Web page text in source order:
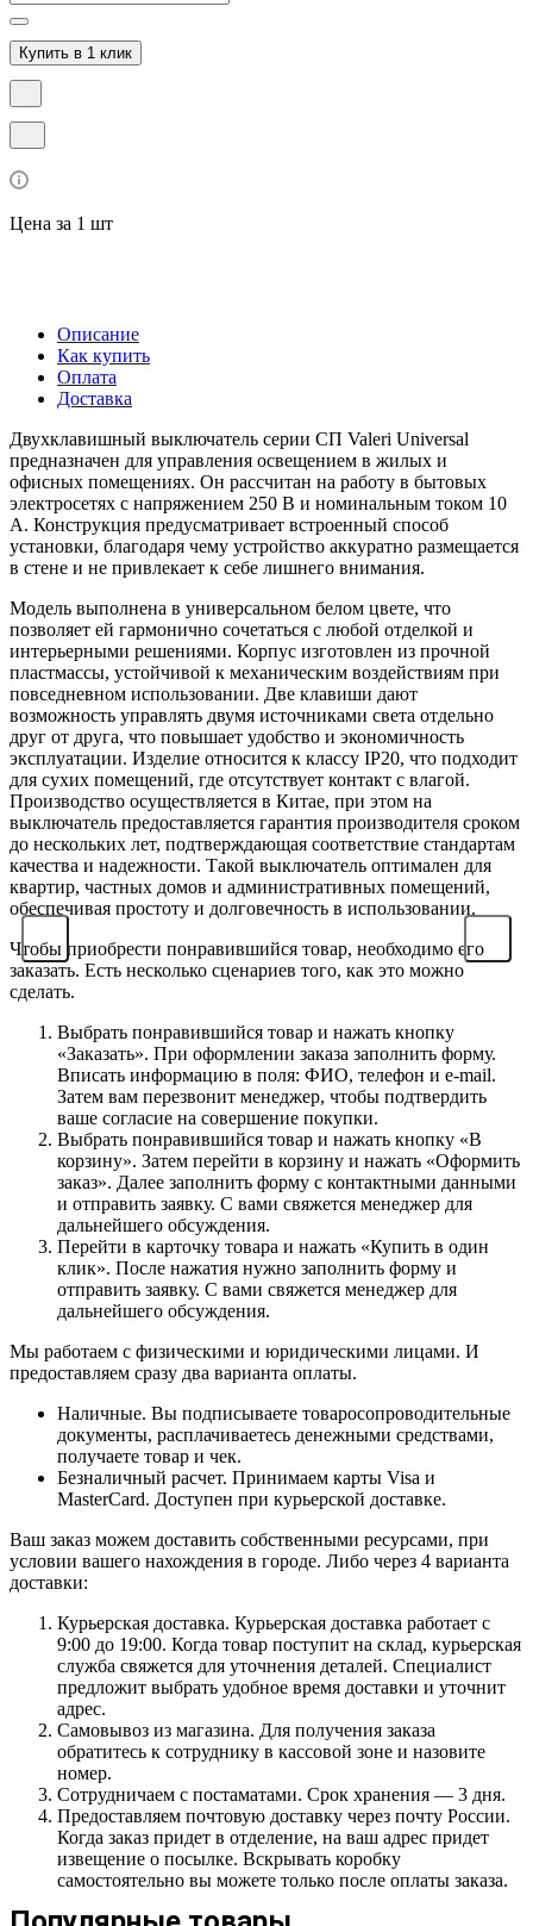
Купить в 1 клик
Цена за 1 шт
Описание
Как купить
Оплата
Доставка
Двухклавишный выключатель серии СП Valeri Universal
предназначен для управления освещением в жилых и
офисных помещениях. Он рассчитан на работу в бытовых
электросетях с напряжением 250 В и номинальным током 10
А. Конструкция предусматривает встроенный способ
установки, благодаря чему устройство аккуратно размещается
в стене и не привлекает к себе лишнего внимания.
Модель выполнена в универсальном белом цвете, что
позволяет ей гармонично сочетаться с любой отделкой и
интерьерными решениями. Корпус изготовлен из прочной
пластмассы, устойчивой к механическим воздействиям при
повседневном использовании. Две клавиши дают
возможность управлять двумя источниками света отдельно
друг от друга, что повышает удобство и экономичность
эксплуатации. Изделие относится к классу IP20, что подходит
для сухих помещений, где отсутствует контакт с влагой.
Производство осуществляется в Китае, при этом на
выключатель предоставляется гарантия производителя сроком
до нескольких лет, подтверждающая соответствие стандартам
качества и надежности. Такой выключатель оптимален для
квартир, частных домов и административных помещений,
обеспечивая простоту и долговечность в использовании.
Чтобы приобрести понравившийся товар, необходимо его
заказать. Есть несколько сценариев того, как это можно
сделать.
Выбрать понравившийся товар и нажать кнопку
«Заказать». При оформлении заказа заполнить форму.
Вписать информацию в поля: ФИО, телефон и e-mail.
Затем вам перезвонит менеджер, чтобы подтвердить
ваше согласие на совершение покупки.
Выбрать понравившийся товар и нажать кнопку «В
корзину». Затем перейти в корзину и нажать «Оформить
заказ». Далее заполнить форму с контактными данными
и отправить заявку. С вами свяжется менеджер для
дальнейшего обсуждения.
Перейти в карточку товара и нажать «Купить в один
клик». После нажатия нужно заполнить форму и
отправить заявку. С вами свяжется менеджер для
дальнейшего обсуждения.
Мы работаем с физическими и юридическими лицами. И
предоставляем сразу два варианта оплаты.
Наличные. Вы подписываете товаросопроводительные
документы, расплачиваетесь денежными средствами,
получаете товар и чек.
Безналичный расчет. Принимаем карты Visa и
MasterCard. Доступен при курьерской доставке.
Ваш заказ можем доставить собственными ресурсами, при
условии вашего нахождения в городе. Либо через 4 варианта
доставки:
Курьерская доставка. Курьерская доставка работает с
9:00 до 19:00. Когда товар поступит на склад, курьерская
служба свяжется для уточнения деталей. Специалист
предложит выбрать удобное время доставки и уточнит
адрес.
Самовывоз из магазина. Для получения заказа
обратитесь к сотруднику в кассовой зоне и назовите
номер.
Сотрудничаем с постаматами. Срок хранения — 3 дня.
Предоставляем почтовую доставку через почту России.
Когда заказ придет в отделение, на ваш адрес придет
извещение о посылке. Вскрывать коробку
самостоятельно вы можете только после оплаты заказа.